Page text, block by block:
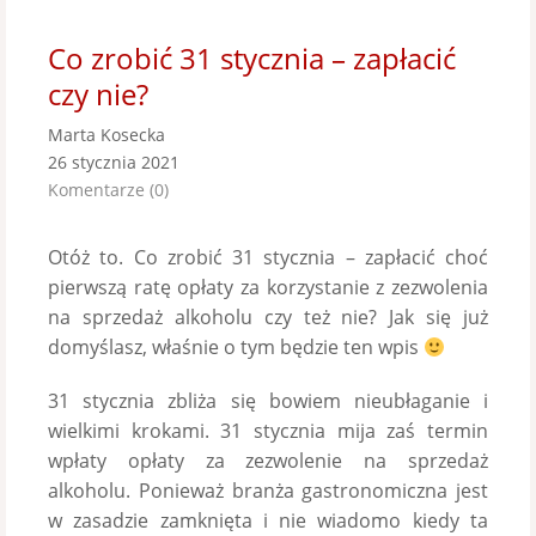
Co zrobić 31 stycznia – zapłacić
czy nie?
Marta Kosecka
26 stycznia 2021
Komentarze (0)
Otóż to. Co zrobić 31 stycznia – zapłacić choć
pierwszą ratę opłaty za korzystanie z zezwolenia
na sprzedaż alkoholu czy też nie? Jak się już
domyślasz, właśnie o tym będzie ten wpis
31 stycznia zbliża się bowiem nieubłaganie i
wielkimi krokami. 31 stycznia mija zaś termin
wpłaty opłaty za zezwolenie na sprzedaż
alkoholu. Ponieważ branża gastronomiczna jest
w zasadzie zamknięta i nie wiadomo kiedy ta